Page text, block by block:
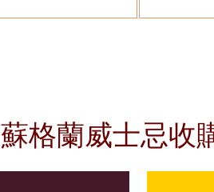
蘇格蘭威士忌收